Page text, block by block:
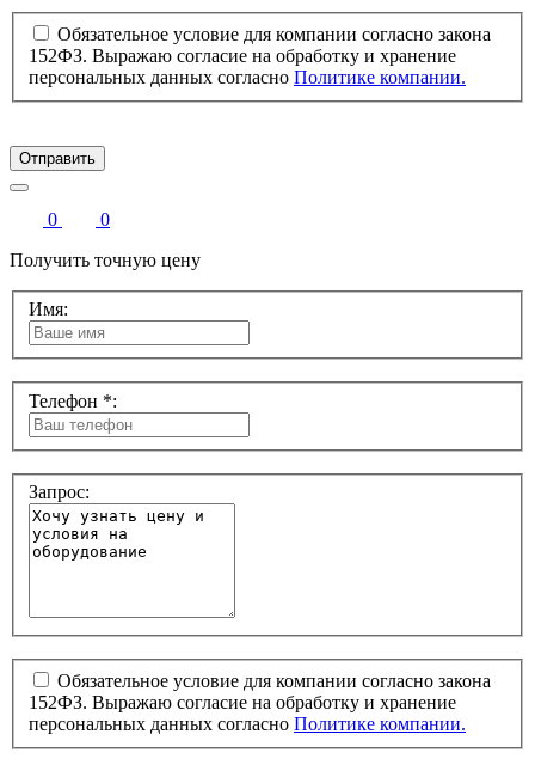
Обязательное условие для компании согласно закона
152ФЗ. Выражаю согласие на обработку и хранение
персональных данных согласно Политике компании.
Отправить
0
0
Получить точную цену
Имя:
Телефон *:
Запрос:
Обязательное условие для компании согласно закона
152ФЗ. Выражаю согласие на обработку и хранение
персональных данных согласно Политике компании.